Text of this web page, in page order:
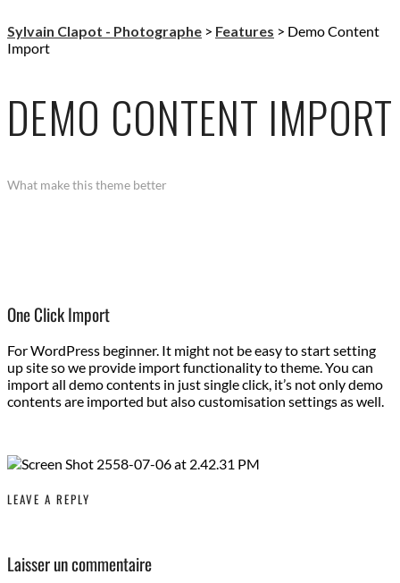
Sylvain Clapot - Photographe > Features > Demo Content
Import
DEMO CONTENT IMPORT
What make this theme better
One Click Import
For WordPress beginner. It might not be easy to start setting
up site so we provide import functionality to theme. You can
import all demo contents in just single click, it’s not only demo
contents are imported but also customisation settings as well.
LEAVE A REPLY
Laisser un commentaire